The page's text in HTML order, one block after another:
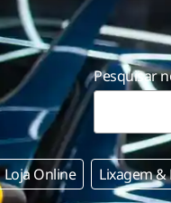
Pesquisar
Loja Online Lixagem